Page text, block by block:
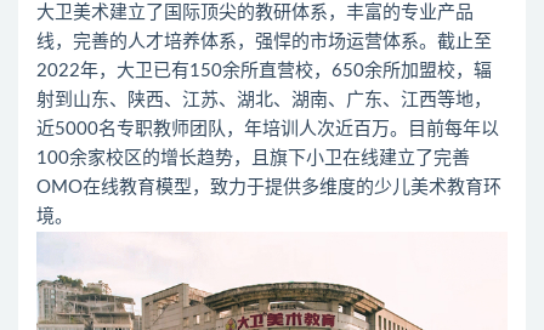
大卫美术建立了国际顶尖的教研体系，丰富的专业产品
线，完善的人才培养体系，强悍的市场运营体系。截止至
2022年，大卫已有150余所直营校，650余所加盟校，辐
射到山东、陕西、江苏、湖北、湖南、广东、江西等地，
近5000名专职教师团队，年培训人次近百万。目前每年以
100余家校区的增长趋势，且旗下小卫在线建立了完善
OMO在线教育模型，致力于提供多维度的少儿美术教育环
境。